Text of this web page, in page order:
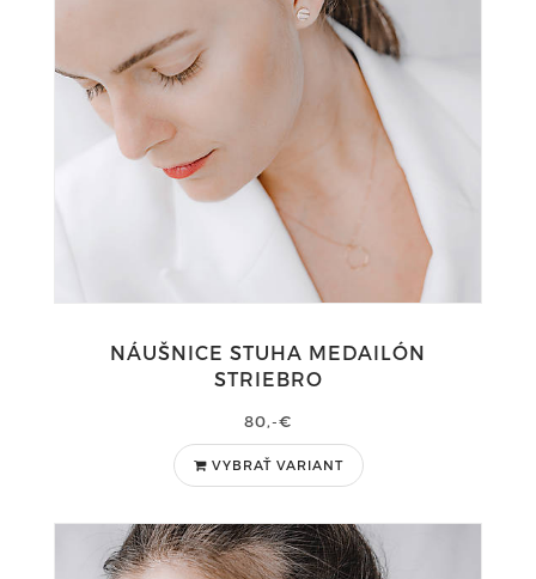
NÁUŠNICE STUHA MEDAILÓN
STRIEBRO
80,-€
VYBRAŤ VARIANT